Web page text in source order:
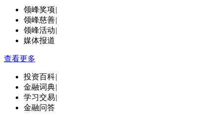
领峰奖项|
领峰慈善|
领峰活动|
媒体报道
查看更多
投资百科|
金融词典|
学习交易|
金融问答